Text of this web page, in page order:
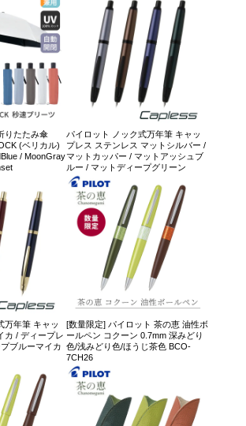
りたたみ傘
(ベリカル)
/ MoonGray
パイロット ノック式万年筆 キャッ
プレス ステンレス マットシルバー /
マットカッパー / マットアッシュブ
ルー / マットディープグリーン
万年筆 キャッ
カ / ディープレ
ブルーマイカ
[数量限定] パイロット 茶の恵 油性ボ
ールペン コクーン 0.7mm 深みどり
色/浅みどり色/ほうじ茶色 BCO-
7CH26